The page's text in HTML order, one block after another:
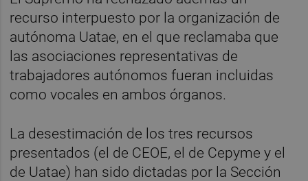
recurso interpuesto por la organización de
autónoma Uatae, en el que reclamaba que
las asociaciones representativas de
trabajadores autónomos fueran incluidas
como vocales en ambos órganos.
La desestimación de los tres recursos
presentados (el de CEOE, el de Cepyme y el
de Uatae) han sido dictadas por la Sección